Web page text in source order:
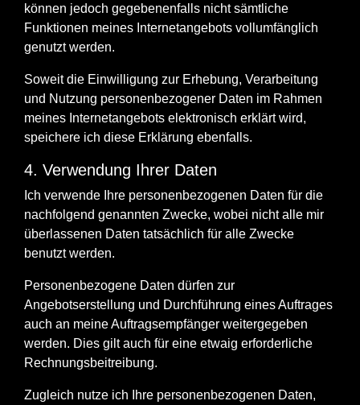
können jedoch gegebenenfalls nicht sämtliche
Funktionen meines Internetangebots vollumfänglich
genutzt werden.
Soweit die Einwilligung zur Erhebung, Verarbeitung
und Nutzung personenbezogener Daten im Rahmen
meines Internetangebots elektronisch erklärt wird,
speichere ich diese Erklärung ebenfalls.
4. Verwendung Ihrer Daten
Ich verwende Ihre personenbezogenen Daten für die
nachfolgend genannten Zwecke, wobei nicht alle mir
überlassenen Daten tatsächlich für alle Zwecke
benutzt werden.
Personenbezogene Daten dürfen zur
Angebotserstellung und Durchführung eines Auftrages
auch an meine Auftragsempfänger weitergegeben
werden. Dies gilt auch für eine etwaig erforderliche
Rechnungsbeitreibung.
Zugleich nutze ich Ihre personenbezogenen Daten,